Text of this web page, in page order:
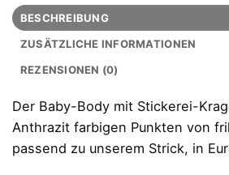
BESCHREIBUNG
ZUSÄTZLICHE INFORMATIONEN
REZENSIONEN (0)
Der Baby-Body mit Stickerei-
Anthrazit farbigen Punkten von
passend zu unserem Strick, in